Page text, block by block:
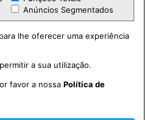
Anúncios Segmentados
lhe oferecer uma experiência
a sua utilização.
favor a nossaPolítica de